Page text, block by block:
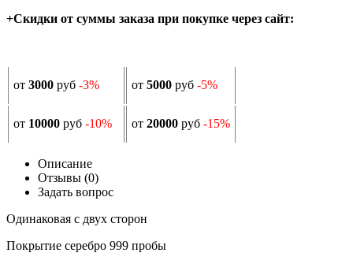
+Скидки от суммы заказа при покупке через сайт:
от 3000 руб -3% от 5000 руб -5%
от 10000 руб -10% от 20000 руб -15%
Описание
Отзывы (0)
Задать вопрос
Одинаковая с двух сторон
Покрытие серебро 999 пробы